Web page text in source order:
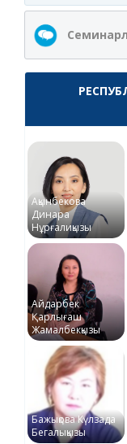
Ақынбекова
Динара
Нұрғалиқызы
Айдарбек
Қарлығаш
Жамалбекқызы
Бажықова Күлзада
Бегалықызы